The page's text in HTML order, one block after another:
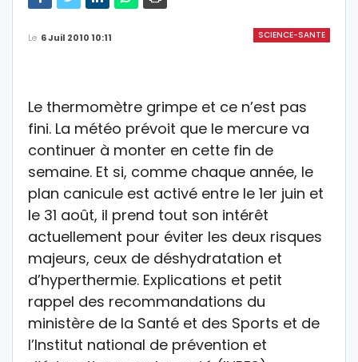
SCIENCE-SANTE
Le 6 Juil 2010 10:11
Le thermomètre grimpe et ce n’est pas
fini. La météo prévoit que le mercure va
continuer à monter en cette fin de
semaine. Et si, comme chaque année, le
plan canicule est activé entre le 1er juin et
le 31 août, il prend tout son intérêt
actuellement pour éviter les deux risques
majeurs, ceux de déshydratation et
d’hyperthermie. Explications et petit
rappel des recommandations du
ministère de la Santé et des Sports et de
l’Institut national de prévention et